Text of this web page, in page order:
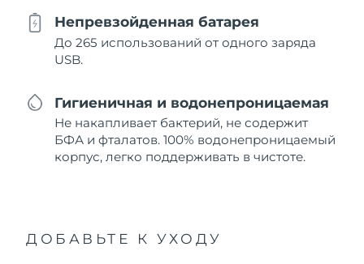
Непревзойденная батарея
До 265 использований от одного заряда
USB.
Гигиеничная и водонепроницаемая
Не накапливает бактерий, не содержит
БФА и фталатов. 100% водонепроницаемый
корпус, легко поддерживать в чистоте.
ДОБАВЬТЕ К УХОДУ